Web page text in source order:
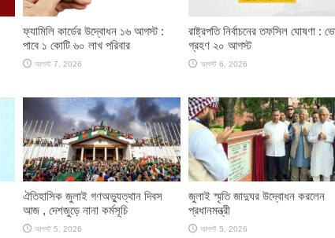
ফ্যামিলি কার্ডের উদ্বোধন ১৬ আগস্ট :
পাবে ১ কোটি ৬০ লাখ পরিবার
আগস্ট 7, 2026
রাষ্ট্রপতি নির্বাচনের তফসিল ঘোষণা :
গ্রহণ ২০ আগস্ট
আগস্ট 6, 2026
ঐতিহাসিক জুলাই গণঅভ্যুত্থান দিবস
আজ , দেশজুড়ে নানা কর্মসূচি
আগস্ট 5, 2026
জুলাই স্মৃতি জাদুঘর উদ্বোধন করলেন
প্রধানমন্ত্রী
আগস্ট 5, 2026